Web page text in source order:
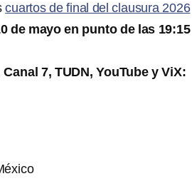
cuartos de final del clausura 2026
de mayo en punto de las 19:15
Canal 7, TUDN, YouTube y ViX: